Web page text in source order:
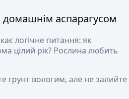
домашнім аспарагусом
логічне питання: як
цілий рік? Рослина любить
грунт вологим, але не залийте